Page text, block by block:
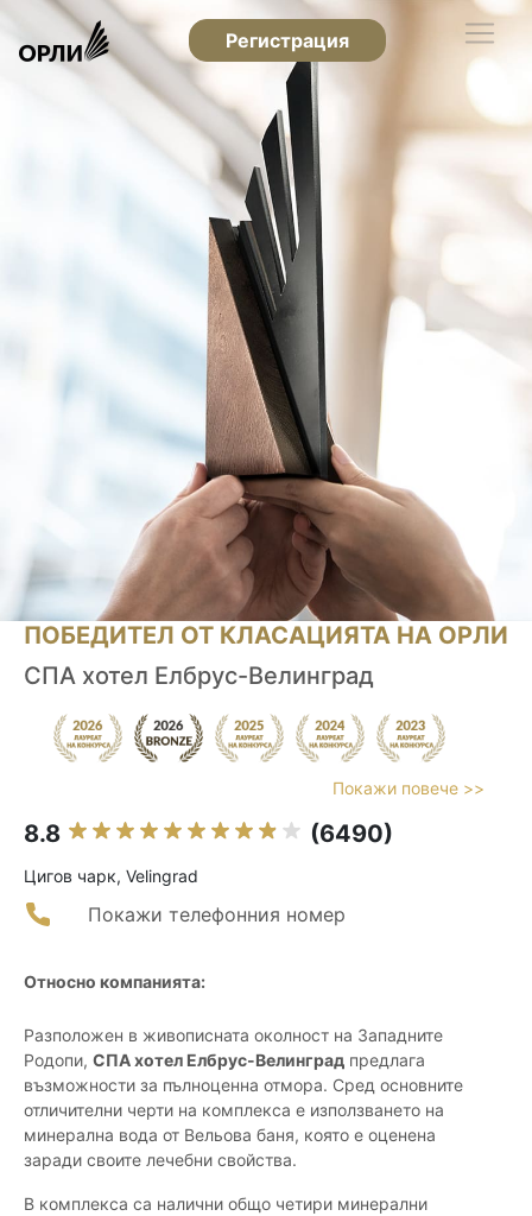
Регистрация
ПОБЕДИТЕЛ ОТ КЛАСАЦИЯТА НА ОРЛИ
СПА хотел Елбрус-Велинград
Покажи повече >>
8.8 (6490)
Цигов чарк, Velingrad
Покажи телефонния номер
Относно компанията:
Разположен в живописната околност на Западните
Родопи, СПА хотел Елбрус-Велинград предлага
възможности за пълноценна отмора. Сред основните
отличителни черти на комплекса е използването на
минерална вода от Вельова баня, която е оценена
заради своите лечебни свойства.
В комплекса са налични общо четири минерални